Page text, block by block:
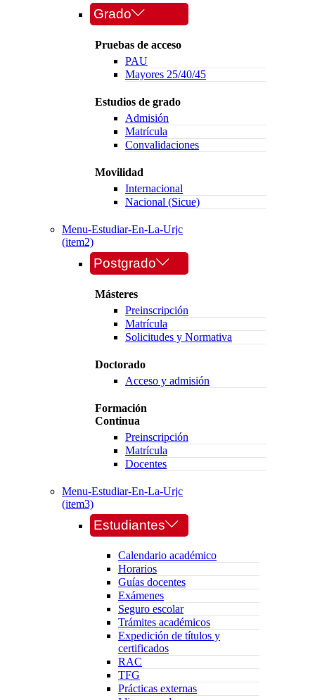
Grado
Pruebas de acceso
PAU
Mayores 25/40/45
Estudios de grado
Admisión
Matrícula
Convalidaciones
Movilidad
Internacional
Nacional (Sicue)
Menu-Estudiar-En-La-Urjc
(item2)
Postgrado
Másteres
Preinscripción
Matrícula
Solicitudes y Normativa
Doctorado
Acceso y admisión
Formación
Continua
Preinscripción
Matrícula
Docentes
Menu-Estudiar-En-La-Urjc
(item3)
Estudiantes
Calendario académico
Horarios
Guías docentes
Exámenes
Seguro escolar
Trámites académicos
Expedición de títulos y
certificados
RAC
TFG
Prácticas externas